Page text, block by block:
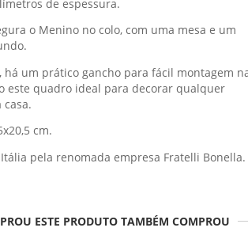
de espessura.
o Menino no colo, com uma mesa e um
há um prático gancho para fácil montagem
este quadro ideal para decorar qualquer
cm.
pela renomada empresa Fratelli Bonella.
ESTE PRODUTO TAMBÉM COMPROU